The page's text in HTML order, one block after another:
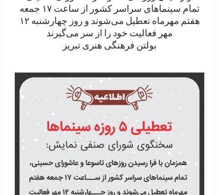
تمام سینماهای سراسر کشور از ساعت ۱۷ جمعه
هفتم مهرماه تعطیل می‌شوند و روز چهارشنبه ۱۲
مهر فعالیت خود را از سر می‌گیرند
بولتن فرهنگی هنری تبریز